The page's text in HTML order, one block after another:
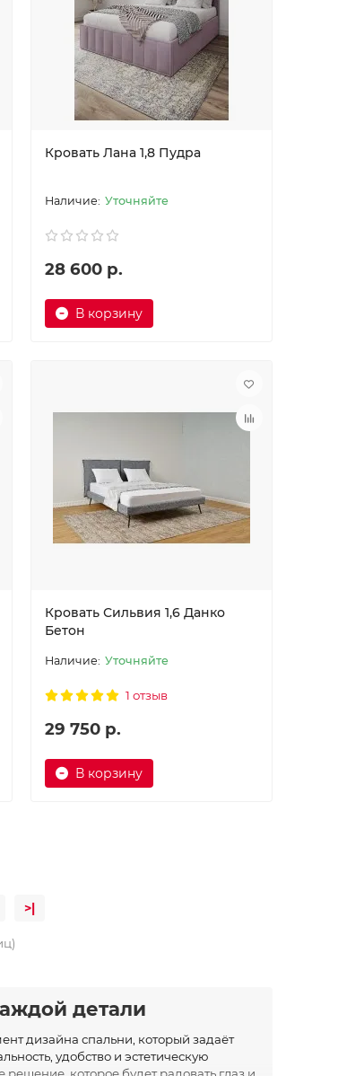
Кровать Лана 1,8 Пудра
Уточняйте
28 600 р.
В корзину
Кровать Сильвия 1,6 Данко
Бетон
Уточняйте
1 отзыв
29 750 р.
В корзину
>|
детали
дизайна спальни, который задаёт
удобство и эстетическую